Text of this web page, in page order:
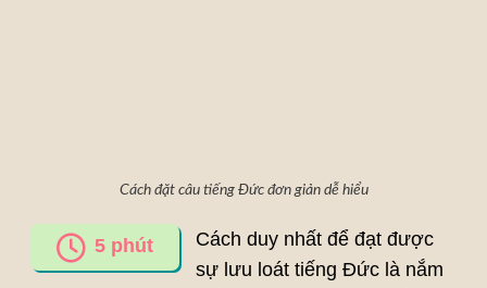
Cách đặt câu tiếng Đức đơn giản dễ hiểu
5 phút
Cách duy nhất để đạt được
sự lưu loát tiếng Đức là nắm